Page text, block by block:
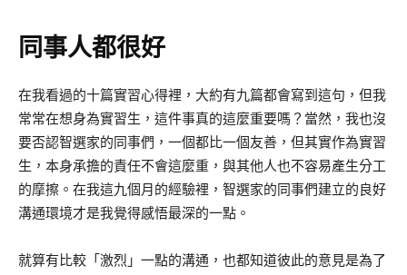
同事人都很好
在我看過的十篇實習心得裡，大約有九篇都會寫到這句，但我
常常在想身為實習生，這件事真的這麼重要嗎？當然，我也沒
要否認智選家的同事們，一個都比一個友善，但其實作為實習
生，本身承擔的責任不會這麼重，與其他人也不容易產生分工
的摩擦。在我這九個月的經驗裡，智選家的同事們建立的良好
溝通環境才是我覺得感悟最深的一點。
就算有比較「激烈」一點的溝通，也都知道彼此的意見是為了